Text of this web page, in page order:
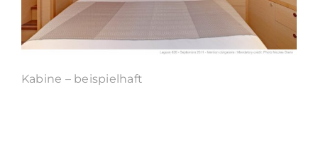
Kabine – beispielhaft